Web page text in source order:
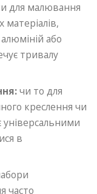
для малювання
матеріалів,
або
тривалу
чи то для
креслення чи
універсальними
в
часто